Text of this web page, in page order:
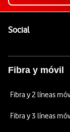
SocialEnlaces a
Fibra y móvil
Fibra y 2 líneas
Fibra y 3 líneas